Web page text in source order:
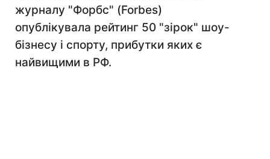
журналу "Форбс" (Forbes)
опублікувала рейтинг 50 "зірок" шоу-
бізнесу і спорту, прибутки яких є
найвищими в РФ.